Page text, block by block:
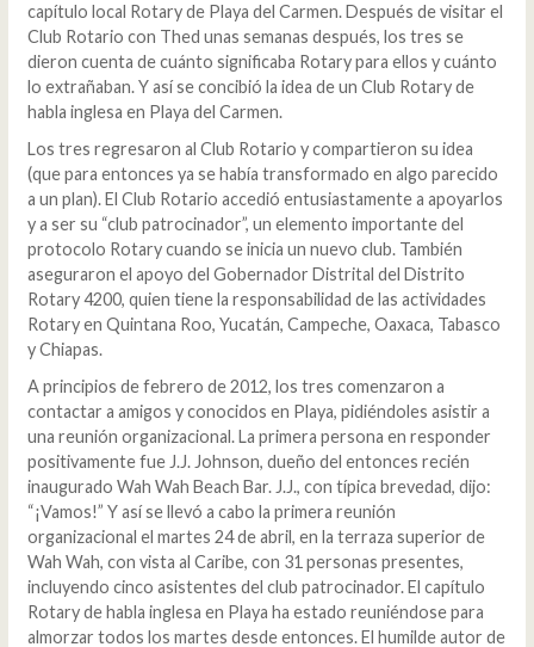
capítulo local Rotary de Playa del Carmen. Después de visitar el
Club Rotario con Thed unas semanas después, los tres se
dieron cuenta de cuánto significaba Rotary para ellos y cuánto
lo extrañaban. Y así se concibió la idea de un Club Rotary de
habla inglesa en Playa del Carmen.
Los tres regresaron al Club Rotario y compartieron su idea
(que para entonces ya se había transformado en algo parecido
a un plan). El Club Rotario accedió entusiastamente a apoyarlos
y a ser su “club patrocinador”, un elemento importante del
protocolo Rotary cuando se inicia un nuevo club. También
aseguraron el apoyo del Gobernador Distrital del Distrito
Rotary 4200, quien tiene la responsabilidad de las actividades
Rotary en Quintana Roo, Yucatán, Campeche, Oaxaca, Tabasco
y Chiapas.
A principios de febrero de 2012, los tres comenzaron a
contactar a amigos y conocidos en Playa, pidiéndoles asistir a
una reunión organizacional. La primera persona en responder
positivamente fue J.J. Johnson, dueño del entonces recién
inaugurado Wah Wah Beach Bar. J.J., con típica brevedad, dijo:
“¡Vamos!” Y así se llevó a cabo la primera reunión
organizacional el martes 24 de abril, en la terraza superior de
Wah Wah, con vista al Caribe, con 31 personas presentes,
incluyendo cinco asistentes del club patrocinador. El capítulo
Rotary de habla inglesa en Playa ha estado reuniéndose para
almorzar todos los martes desde entonces. El humilde autor de